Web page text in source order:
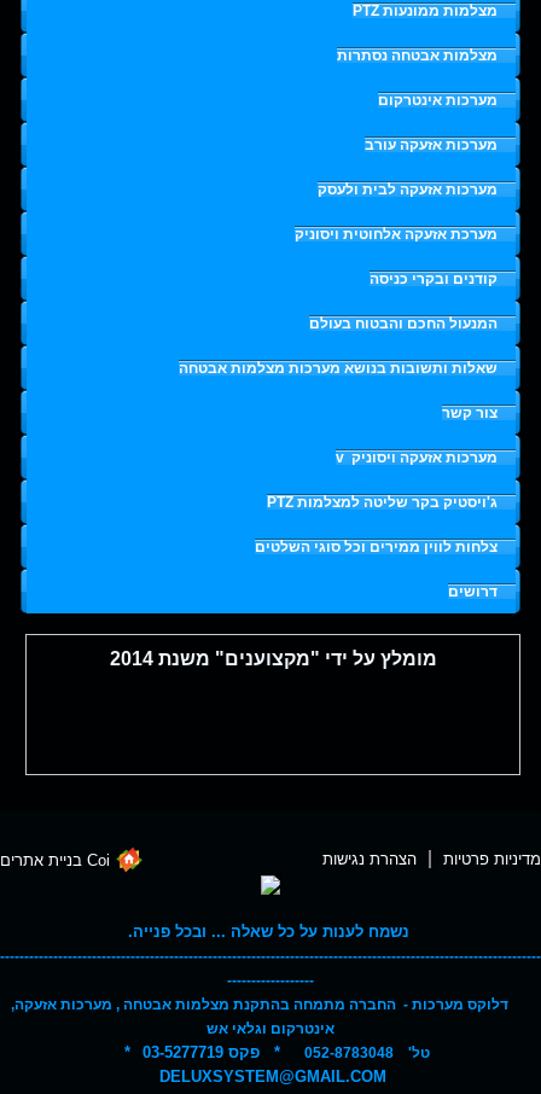
מצלמות ממונעות PTZ
מצלמות אבטחה נסתרות
מערכות אינטרקום
מערכות אזעקה עורב
מערכות אזעקה לבית ולעסק
מערכת אזעקה אלחוטית ויסוניק
קודנים ובקרי כניסה
המנעול החכם והבטוח בעולם
שאלות ותשובות בנושא מערכות מצלמות אבטחה
צור קשר
מערכות אזעקה ויסוניק v
ג'ויסטיק בקר שליטה למצלמות PTZ
צלחות לווין ממירים וכל סוגי השלטים
דרושים
מומלץ על ידי "מקצוענים" משנת 2014
מומלץ על ידי אתר אנשי מקצוע "טוב תודה".
מדיניות פרטיות הצהרת נגישות Coi בניית אתרים
נשמח לענות על כל שאלה ... ובכל פנייה.
----------------------------------------------------------------------------------------------------------------
------------------
דלוקס מערכות - החברה מתמחה בהתקנת מצלמות אבטחה , מערכות אזעקה,
אינטרקום וגלאי אש
טל' 052-8783048
* פקס 03-5277719
*
DELUXSYSTEM@GMAIL.COM